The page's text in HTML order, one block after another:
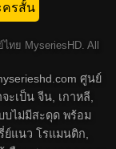
ครสั้น
ย MyseriesHD. All
ศูนย์
เป็น จีน, เกาหลี,
ไม่มีสะดุด พร้อม
แนว โรแมนติก,